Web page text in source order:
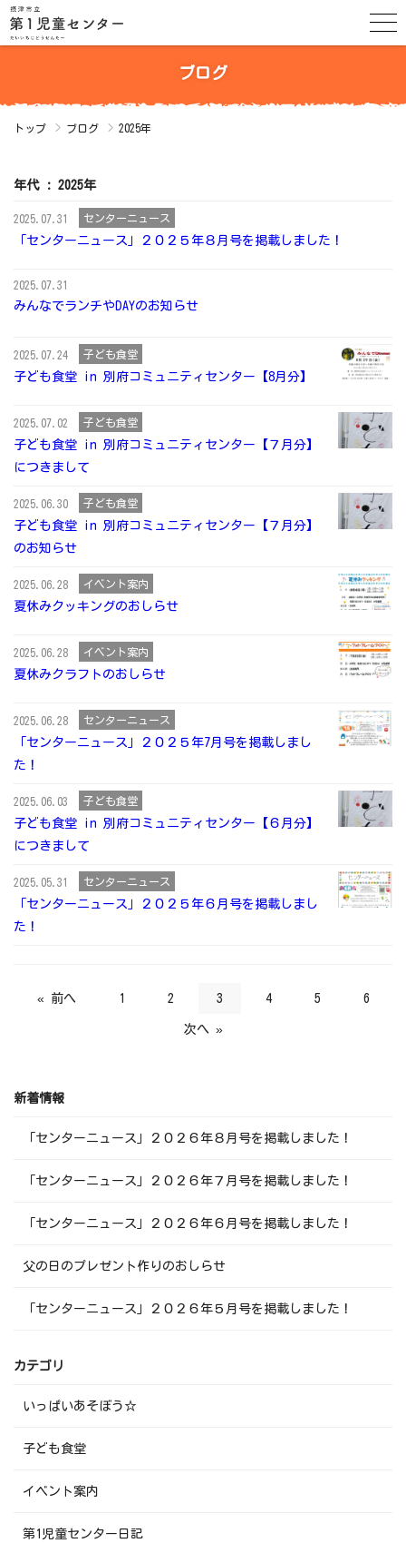
ブログ
トップ ブログ 2025年
年代 : 2025年
2025.07.31 センターニュース
「センターニュース」２０２５年８月号を掲載しました！
2025.07.31
みんなでランチやDAYのお知らせ
2025.07.24 子ども食堂
子ども食堂 in 別府コミュニティセンター【8月分】
2025.07.02 子ども食堂
子ども食堂 in 別府コミュニティセンター【７月分】
につきまして
2025.06.30 子ども食堂
子ども食堂 in 別府コミュニティセンター【７月分】
のお知らせ
2025.06.28 イベント案内
夏休みクッキングのおしらせ
2025.06.28 イベント案内
夏休みクラフトのおしらせ
2025.06.28 センターニュース
「センターニュース」２０２５年7月号を掲載しまし
た！
2025.06.03 子ども食堂
子ども食堂 in 別府コミュニティセンター【６月分】
につきまして
2025.05.31 センターニュース
「センターニュース」２０２５年６月号を掲載しまし
た！
« 前へ 1 2 3 4 5 6
次へ »
新着情報
「センターニュース」２０２６年８月号を掲載しました！
「センターニュース」２０２６年７月号を掲載しました！
「センターニュース」２０２６年６月号を掲載しました！
父の日のプレゼント作りのおしらせ
「センターニュース」２０２６年５月号を掲載しました！
カテゴリ
いっぱいあそぼう☆
子ども食堂
イベント案内
第1児童センター日記